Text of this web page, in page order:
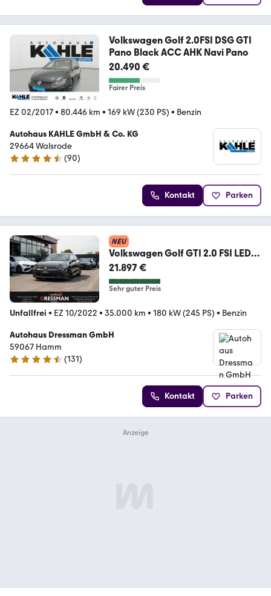
Volkswagen Golf 2.0FSI DSG GTI
Pano Black ACC AHK Navi Pano
20.490 €
Fairer Preis
EZ 02/2017• 80.446 km • 169 kW (230 PS) • Benzin
Autohaus KAHLE GmbH & Co. KG
29664 Walsrode
4.5 Sterne
(90)
Kontakt Parken
NEU
Volkswagen Golf GTI 2.0 FSI LED
ACC DCC CARPLAY URANO-GRAU
21.897 €
Sehr guter Preis
Unfallfrei • EZ 10/2022 • 35.000 km • 180 kW (245 PS) • Benzin
Autohaus Dressman GmbH
59067 Hamm
4.6 Sterne
(131)
Kontakt Parken